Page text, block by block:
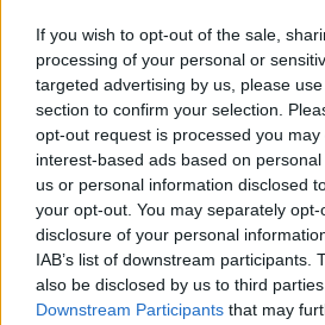
If you wish to opt-out of the sale,
processing of your personal or
targeted advertising by us, please
section to confirm your selection.
opt-out request is processed you may
interest-based ads based on
us or personal information disclosed
your opt-out. You may separately
disclosure of your personal
IAB’s list of downstream participants.
also be disclosed by us to third
Downstream Participants that may
10 rețete cu dovlecei de
04.08.2026